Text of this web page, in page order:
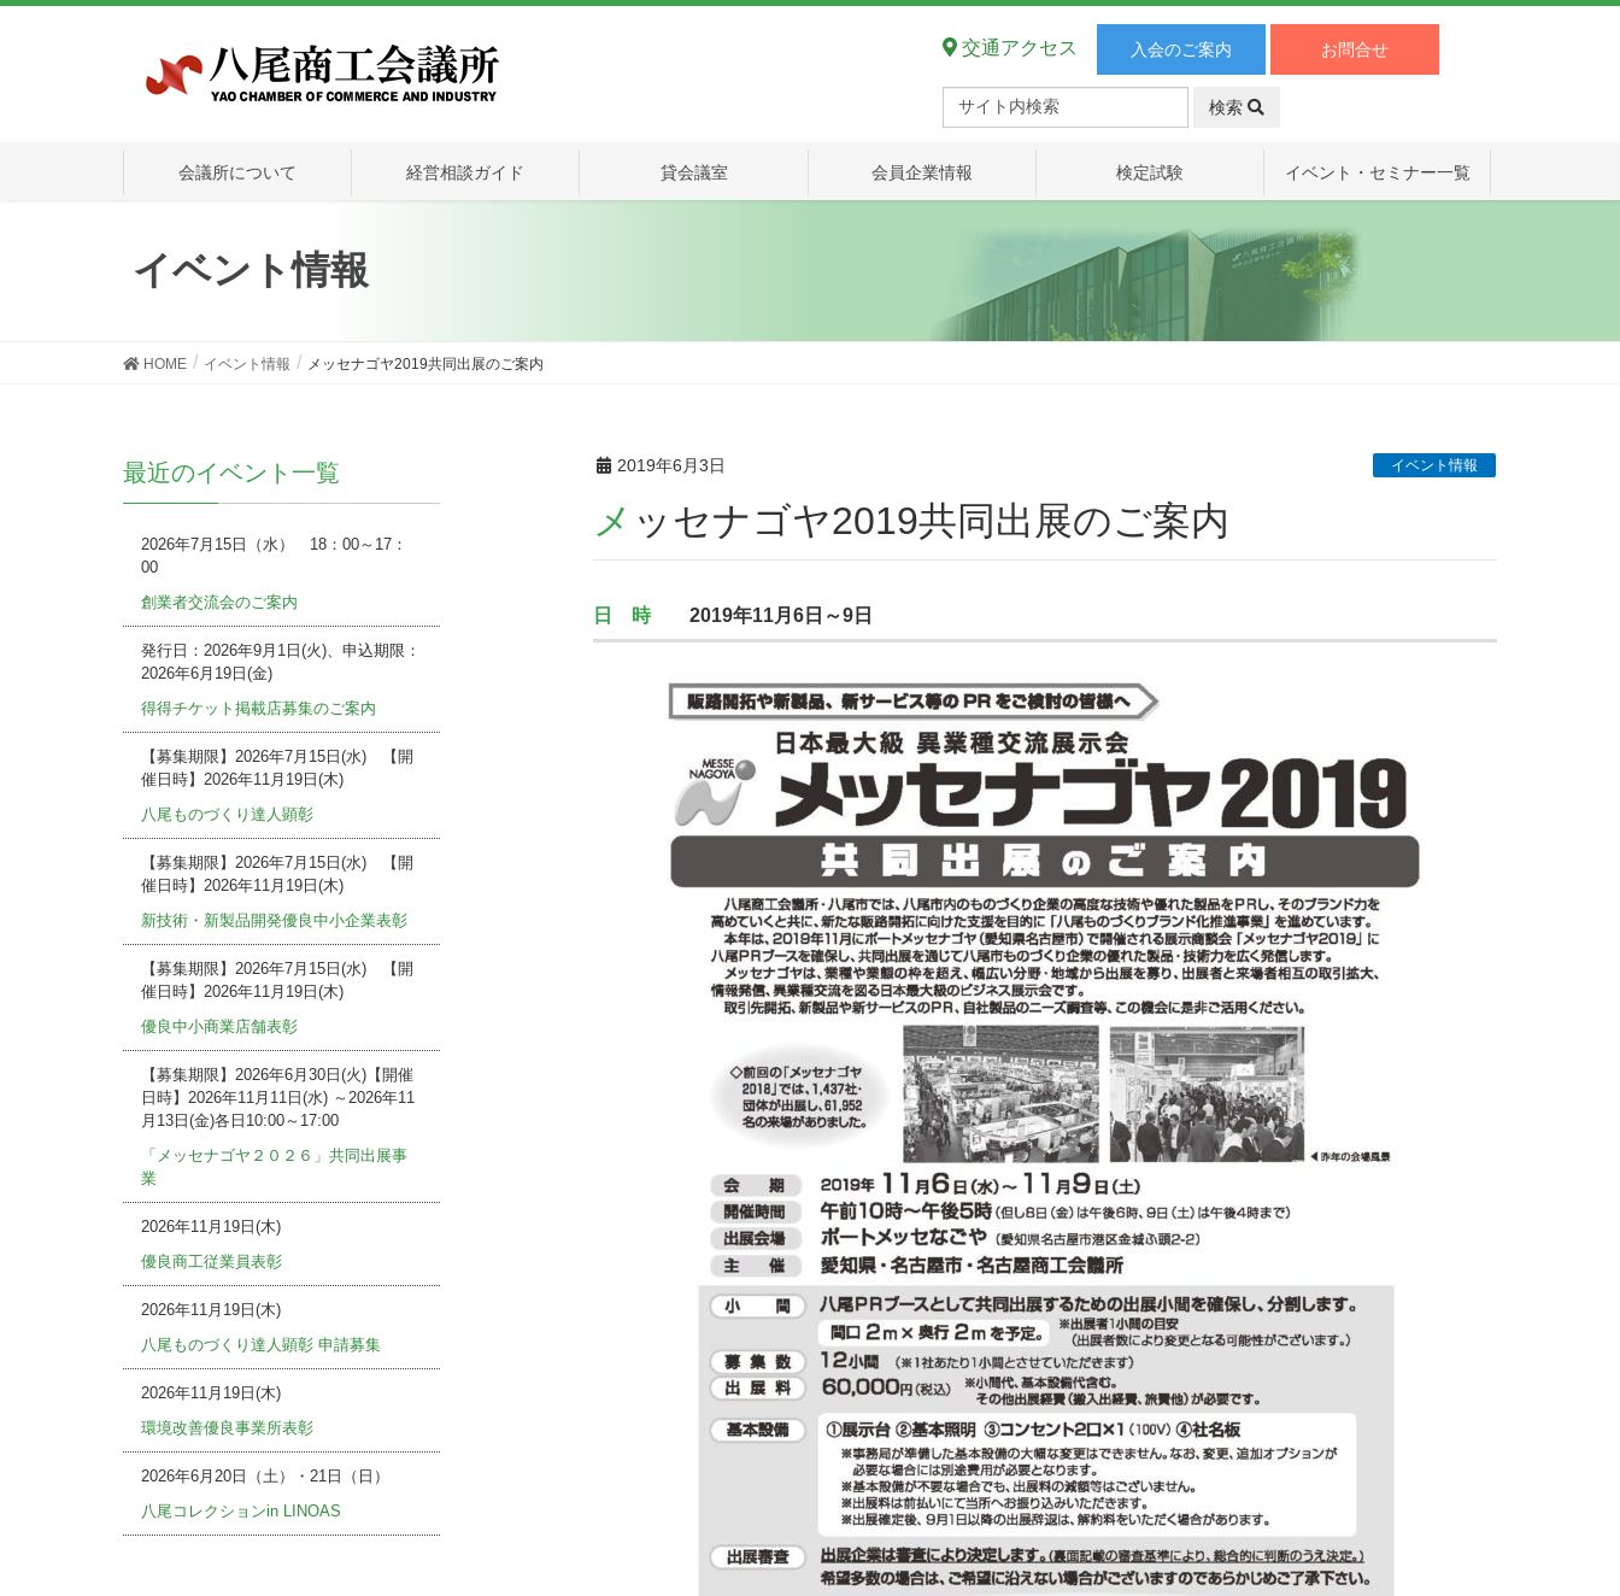
交通アクセス 入会のご案内 お問合せ
検索
会議所について 経営相談ガイド 貸会議室 会員企業情報 検定試験 イベント・セミナー一覧
イベント情報
HOME イベント情報 メッセナゴヤ2019共同出展のご案内
2019年6月3日 イベント情報
メッセナゴヤ2019共同出展のご案内
日 時 2019年11月6日～9日
最近のイベント一覧
2026年7月15日（水） 18：00～17：
00
創業者交流会のご案内
発行日：2026年9月1日(火)、申込期限：
2026年6月19日(金)
得得チケット掲載店募集のご案内
【募集期限】2026年7月15日(水) 【開
催日時】2026年11月19日(木)
八尾ものづくり達人顕彰
【募集期限】2026年7月15日(水) 【開
催日時】2026年11月19日(木)
新技術・新製品開発優良中小企業表彰
【募集期限】2026年7月15日(水) 【開
催日時】2026年11月19日(木)
優良中小商業店舗表彰
【募集期限】2026年6月30日(火)【開催
日時】2026年11月11日(水) ～2026年11
月13日(金)各日10:00～17:00
「メッセナゴヤ２０２６」共同出展事
業
2026年11月19日(木)
優良商工従業員表彰
2026年11月19日(木)
八尾ものづくり達人顕彰 申請募集
2026年11月19日(木)
環境改善優良事業所表彰
2026年6月20日（土）・21日（日）
八尾コレクションin LINOAS